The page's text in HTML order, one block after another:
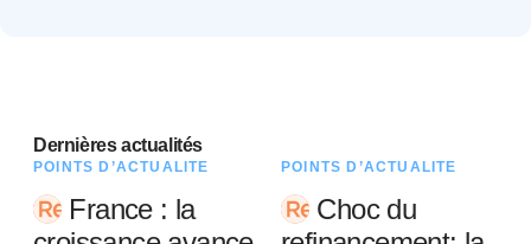
Dernières actualités
POINTS D’ACTUALITÉ
France : la
POINTS D’ACTUALITÉ
Choc du